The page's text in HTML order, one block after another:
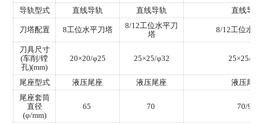
导轨型式 直线导轨 直线导轨 直线导轨
刀塔配置 8工位水平刀塔
8/12工位水平刀
塔
8/12工位水
刀具尺寸
(车削/镗
孔)(mm)
20×20/φ25 25×25/φ32 25×25/
尾座型式 液压尾座 液压尾座
液压尾座
尾座套筒
直径
(φ/mm)
65 70 70/90